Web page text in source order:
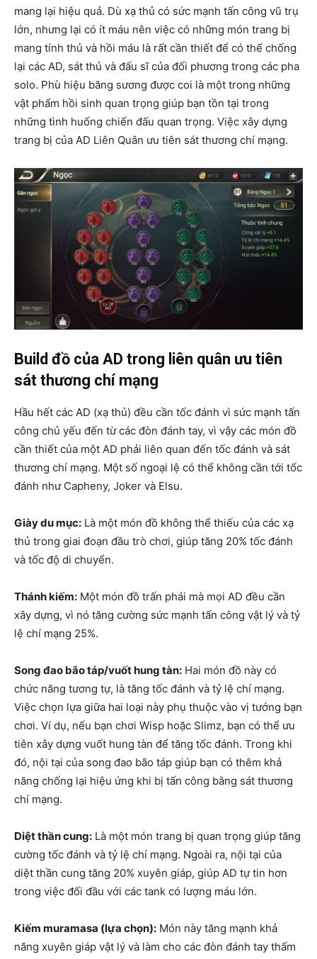
mang lại hiệu quả. Dù xạ thủ có sức mạnh tấn công vũ trụ
lớn, nhưng lại có ít máu nên việc có những món trang bị
mang tính thủ và hồi máu là rất cần thiết để có thể chống
lại các AD, sát thủ và đấu sĩ của đối phương trong các pha
solo. Phù hiệu băng sương được coi là một trong những
vật phẩm hồi sinh quan trọng giúp bạn tồn tại trong
những tình huống chiến đấu quan trọng. Việc xây dựng
trang bị của AD Liên Quân ưu tiên sát thương chí mạng.
Build đồ của AD trong liên quân ưu tiên
sát thương chí mạng
Hầu hết các AD (xạ thủ) đều cần tốc đánh vì sức mạnh tấn
công chủ yếu đến từ các đòn đánh tay, vì vậy các món đồ
cần thiết của một AD phải liên quan đến tốc đánh và sát
thương chí mạng. Một số ngoại lệ có thể không cần tới tốc
đánh như Capheny, Joker và Elsu.
Giày du mục: Là một món đồ không thể thiếu của các xạ
thủ trong giai đoạn đầu trò chơi, giúp tăng 20% tốc đánh
và tốc độ di chuyển.
Thánh kiếm: Một món đồ trấn phái mà mọi AD đều cần
xây dựng, vì nó tăng cường sức mạnh tấn công vật lý và tỷ
lệ chí mạng 25%.
Song đao bão táp/vuốt hung tàn: Hai món đồ này có
chức năng tương tự, là tăng tốc đánh và tỷ lệ chí mạng.
Việc chọn lựa giữa hai loại này phụ thuộc vào vị tướng bạn
chơi. Ví dụ, nếu bạn chơi Wisp hoặc Slimz, bạn có thể ưu
tiên xây dựng vuốt hung tàn để tăng tốc đánh. Trong khi
đó, nội tại của song đao bão táp giúp bạn có thêm khả
năng chống lại hiệu ứng khi bị tấn công bằng sát thương
chí mạng.
Diệt thần cung: Là một món trang bị quan trọng giúp tăng
cường tốc đánh và tỷ lệ chí mạng. Ngoài ra, nội tại của
diệt thần cung tăng 20% xuyên giáp, giúp AD tự tin hơn
trong việc đối đầu với các tank có lượng máu lớn.
Kiếm muramasa (lựa chọn): Món này tăng mạnh khả
năng xuyên giáp vật lý và làm cho các đòn đánh tay thấm